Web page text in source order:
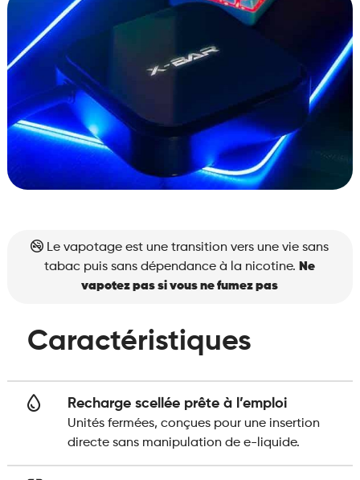
Le vapotage est une transition vers une vie sans
tabac puis sans dépendance à la nicotine. Ne
vapotez pas si vous ne fumez pas
Caractéristiques
Recharge scellée prête à l’emploi
Unités fermées, conçues pour une insertion
directe sans manipulation de e-liquide.